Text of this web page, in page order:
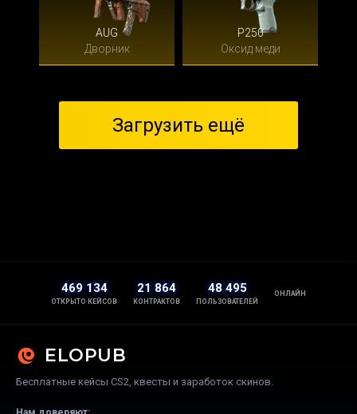
AUG
Дворник
P250
Оксид меди
Загрузить ещё
469 134
ОТКРЫТО КЕЙСОВ
21 864
КОНТРАКТОВ
48 495
ПОЛЬЗОВАТЕЛЕЙ
ОНЛАЙН
ELOPUB
Бесплатные кейсы CS2, квесты и заработок скинов.